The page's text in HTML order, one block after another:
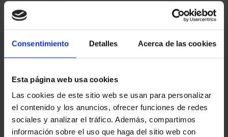
Consentimiento Detalles Acerca de las cookies
Esta página web usa cookies
Las cookies de este sitio web se usan para personalizar
el contenido y los anuncios, ofrecer funciones de redes
sociales y analizar el tráfico. Además, compartimos
información sobre el uso que haga del sitio web con
CIUDADES PATRIMONIO
II - CUENCA
73,00 €
CIUDADES PATRIMONIO
II - SALAMANCA
73,00 €